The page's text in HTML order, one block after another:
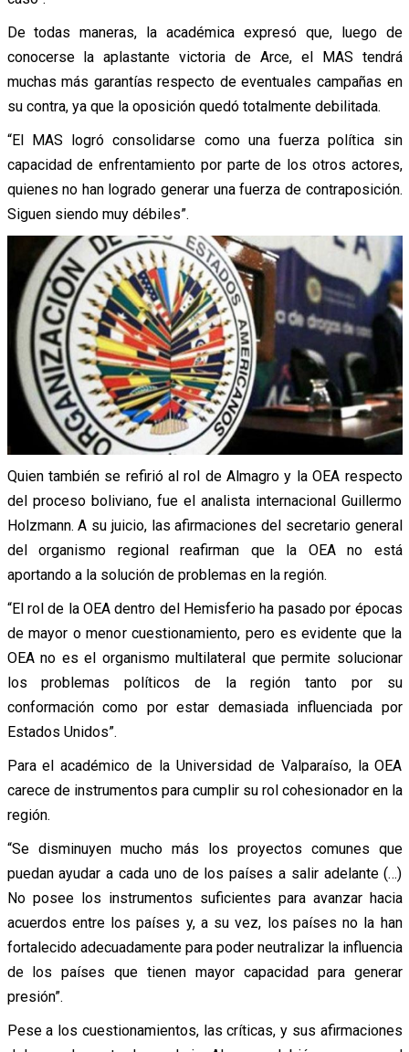
De todas maneras, la académica expresó que, luego de
conocerse la aplastante victoria de Arce, el MAS tendrá
muchas más garantías respecto de eventuales campañas en
su contra, ya que la oposición quedó totalmente debilitada.
“El MAS logró consolidarse como una fuerza política sin
capacidad de enfrentamiento por parte de los otros actores,
quienes no han logrado generar una fuerza de contraposición.
Siguen siendo muy débiles”.
Quien también se refirió al rol de Almagro y la OEA respecto
del proceso boliviano, fue el analista internacional Guillermo
Holzmann. A su juicio, las afirmaciones del secretario general
del organismo regional reafirman que la OEA no está
aportando a la solución de problemas en la región.
“El rol de la OEA dentro del Hemisferio ha pasado por épocas
de mayor o menor cuestionamiento, pero es evidente que la
OEA no es el organismo multilateral que permite solucionar
los problemas políticos de la región tanto por su
conformación como por estar demasiada influenciada por
Estados Unidos”.
Para el académico de la Universidad de Valparaíso, la OEA
carece de instrumentos para cumplir su rol cohesionador en la
región.
“Se disminuyen mucho más los proyectos comunes que
puedan ayudar a cada uno de los países a salir adelante (…)
No posee los instrumentos suficientes para avanzar hacia
acuerdos entre los países y, a su vez, los países no la han
fortalecido adecuadamente para poder neutralizar la influencia
de los países que tienen mayor capacidad para generar
presión”.
Pese a los cuestionamientos, las críticas, y sus afirmaciones